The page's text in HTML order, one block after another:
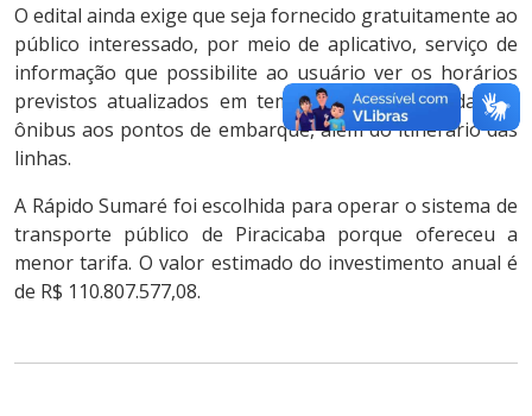
O edital ainda exige que seja fornecido gratuitamente ao
público interessado, por meio de aplicativo, serviço de
informação que possibilite ao usuário ver os horários
previstos atualizados em tempo real de chegada dos
ônibus aos pontos de embarque, além do itinerário das
linhas.
A Rápido Sumaré foi escolhida para operar o sistema de
transporte público de Piracicaba porque ofereceu a
menor tarifa. O valor estimado do investimento anual é
de R$ 110.807.577,08.